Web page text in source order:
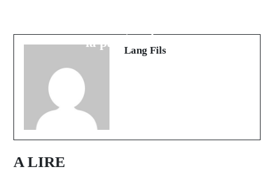
agricole
la paix et à l'unité
Lang Fils
A LIRE